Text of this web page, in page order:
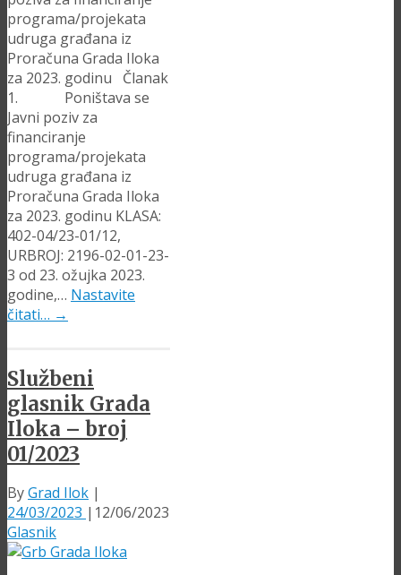
programa/projekata
udruga građana iz
Proračuna Grada Iloka
za 2023. godinu Članak
1. Poništava se
Javni poziv za
financiranje
programa/projekata
udruga građana iz
Proračuna Grada Iloka
za 2023. godinu KLASA:
402-04/23-01/12,
URBROJ: 2196-02-01-23-
3 od 23. ožujka 2023.
godine,… Nastavite
čitati… →
Službeni
glasnik Grada
Iloka – broj
01/2023
ByGrad Ilok |
24/03/2023 | 12/06/2023
Glasnik